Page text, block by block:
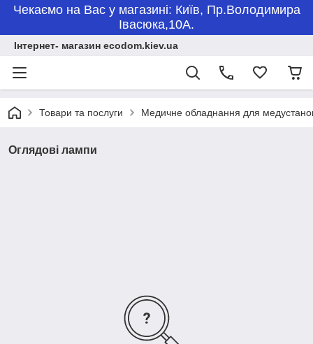
Чекаємо на Вас у магазині: Київ, Пр.Володимира
Івасюка,10А.
Інтернет- магазин ecodom.kiev.ua
Товари та послуги Медичне обладнання для
Оглядові лампи